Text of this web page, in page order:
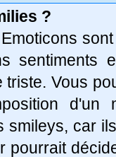
?
sentiments
triste. Vous
d'un
smileys, car
pourrait